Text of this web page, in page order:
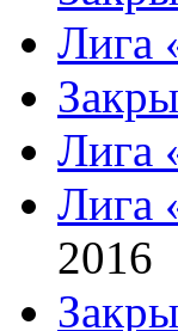
Лига
Лига
Лига
2016